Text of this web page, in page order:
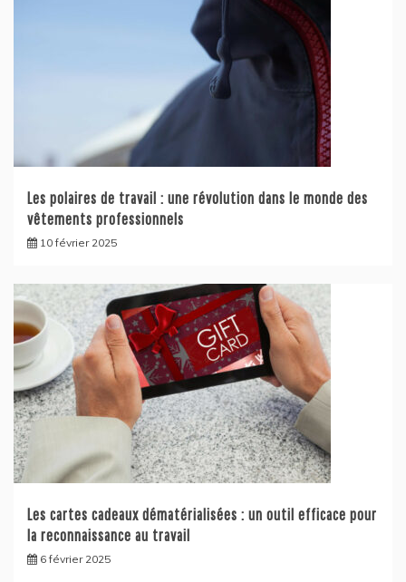
Les polaires de travail : une révolution dans le monde des
vêtements professionnels
10 février 2025
Les cartes cadeaux dématérialisées : un outil efficace pour
la reconnaissance au travail
6 février 2025